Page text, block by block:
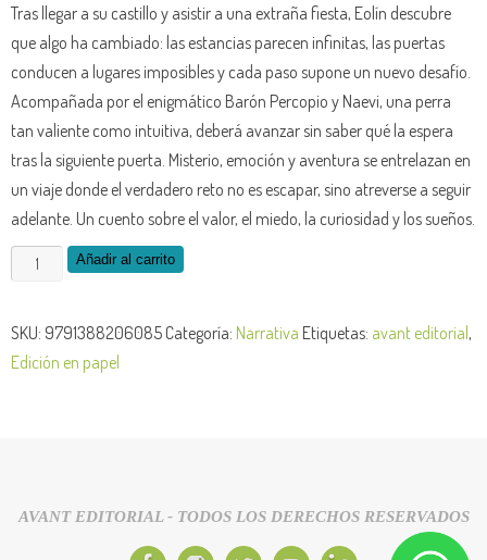
Tras llegar a su castillo y asistir a una extraña fiesta, Eolín descubre
que algo ha cambiado: las estancias parecen infinitas, las puertas
conducen a lugares imposibles y cada paso supone un nuevo desafío.
Acompañada por el enigmático Barón Percopio y Naevi, una perra
tan valiente como intuitiva, deberá avanzar sin saber qué la espera
tras la siguiente puerta. Misterio, emoción y aventura se entrelazan en
un viaje donde el verdadero reto no es escapar, sino atreverse a seguir
adelante. Un cuento sobre el valor, el miedo, la curiosidad y los sueños.
Añadir al carrito
SKU: 9791388206085Categoría: Narrativa Etiquetas: avant editorial,
Edición en papel
AVANT EDITORIAL - TODOS LOS DERECHOS RESERVADOS